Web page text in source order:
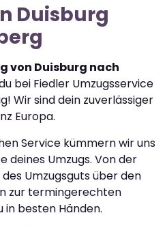
Duisburg
von Duisburg nach
bei Fiedler Umzugsservice
Wir sind dein zuverlässiger
Europa.
Service kümmern wir uns
deines Umzugs. Von der
Umzugsguts über den
zur termingerechten
in besten Händen.